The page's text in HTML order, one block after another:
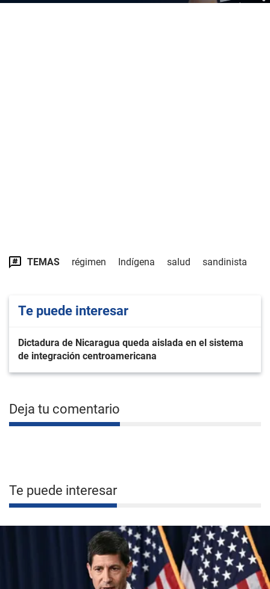
TEMAS régimen Indígena salud sandinista
Te puede interesar
Dictadura de Nicaragua queda aislada en el sistema
de integración centroamericana
Deja tu comentario
Te puede interesar